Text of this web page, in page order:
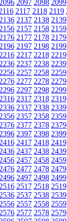
2096 2097 2098 2099
2117 2118 2119
2136 2137 2138 2139
2156 2157 2158 2159
2176 2177 2178 2179
2196 2197 2198 2199
2216 2217 2218 2219
2236 2237 2238 2239
2256 2257 2258 2259
2276 2277 2278 2279
2296 2297 2298 2299
2316 2317 2318 2319
2336 2337 2338 2339
2356 2357 2358 2359
2376 2377 2378 2379
2396 2397 2398 2399
2416 2417 2418 2419
2436 2437 2438 2439
2456 2457 2458 2459
2476 2477 2478 2479
2496 2497 2498 2499
2516 2517 2518 2519
2536 2537 2538 2539
2556 2557 2558 2559
2576 2577 2578 2579